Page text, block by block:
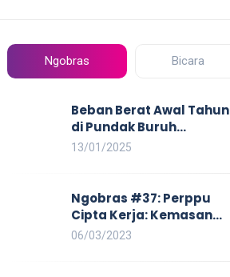
Ngobras Bicara
Beban Berat Awal Tahun
di Pundak Buruh
Perempuan: Kenaikan
Membayangi dan
Eksploitasi di Dunia Kerja
13/01/2025
Ngobras #37: Perppu
Cipta Kerja: Kemasan
Baru UU Cipta Kerja yang
06/03/2023